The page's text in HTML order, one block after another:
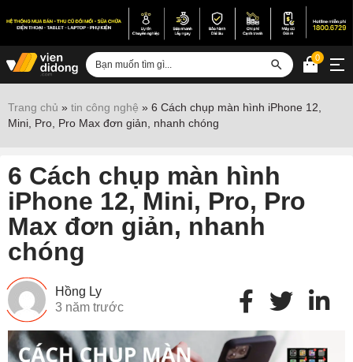
Sửa iPhone
Sửa Vertu
Sửa iPad
Sửa Macbook
Sửa Laptop
Sửa chữa thiết bị khác
Điện thoại
0
Trang chủ » tin công nghệ » 6 Cách chụp màn hình iPhone 12,
Mini, Pro, Pro Max đơn giản, nhanh chóng
6 Cách chụp màn hình
iPhone 12, Mini, Pro, Pro
Max đơn giản, nhanh
chóng
Hồng Ly
3 năm trước